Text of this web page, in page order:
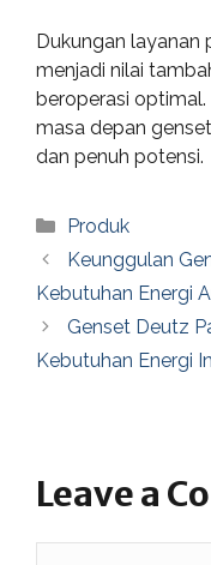
Dukungan layanan
menjadi nilai
beroperasi
masa depan
dan penuh potensi.
Categories
Produk
Keunggulan
Kebutuhan Energi
Genset Deutz
Kebutuhan Energi
Leave a